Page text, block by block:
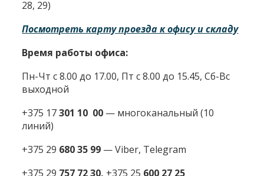
28, 29)
Посмотреть карту проезда к офису и складу
Время работы офиса:
Пн-Чт с 8.00 до 17.00, Пт с 8.00 до 15.45, Сб-Вс
выходной
+375 17301 10 00 — многоканальный (10
линий)
+375 29 680 35 99 — Viber, Telegram
+375 29 757 72 30, +375 25 600 27 25